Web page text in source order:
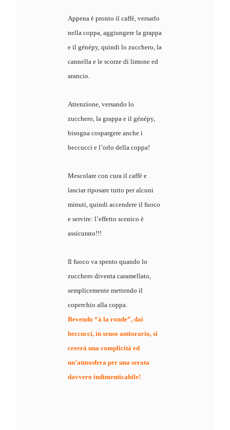
Appena è pronto il caffè, versarlo
nella coppa, aggiungere la grappa
e il génépy, quindi lo zucchero, la
cannella e le scorze di limone ed
arancio.
Attenzione, versando lo
zucchero, la grappa e il génépy,
bisogna cospargere anche i
beccucci e l’orlo della coppa!
Mescolare con cura il caffè e
lasciar riposare tutto per alcuni
minuti, quindi accendere il fuoco
e servire: l’effetto scenico è
assicurato!!!
Il fuoco va spento quando lo
zucchero diventa caramellato,
semplicemente mettendo il
coperchio alla coppa.
Bevendo “à la ronde”, dai
beccucci, in senso antiorario, si
creerà una complicità ed
un’atmosfera per una serata
davvero indimenticabile!